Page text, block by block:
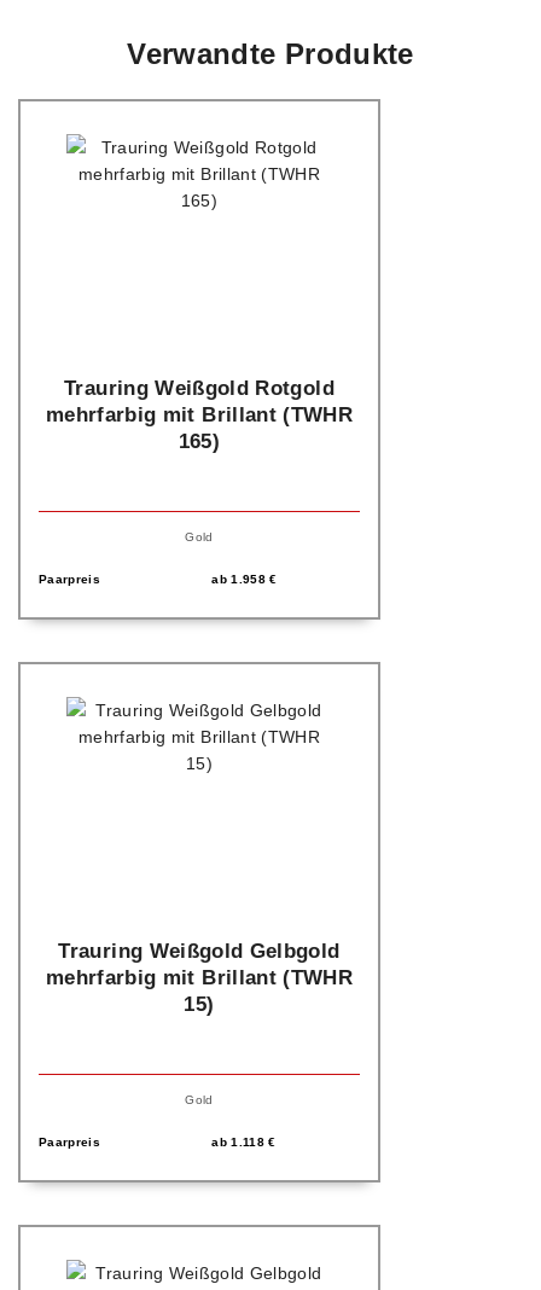
Verwandte Produkte
Trauring Weißgold Rotgold
mehrfarbig mit Brillant (TWHR
165)
Gold
Paarpreis ab1.958€
Trauring Weißgold Gelbgold
mehrfarbig mit Brillant (TWHR
15)
Gold
Paarpreis ab1.118€